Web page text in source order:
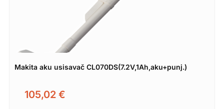
Makita aku usisavač CL070DS(7.2V,1Ah,aku+punj.)
105,02 €